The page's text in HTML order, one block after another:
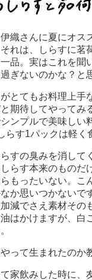
織さんに夏にオス
れは、しらすに茗
品。実はこれを聞
ぎないのかな？と
とてもお料理上手
期待してやってみ
ンプルで美味しい
らす1パックは軽く
すの臭みを消して
らす本来のものだ
もったいない。こ
か思いつかないで
減でさえ素材その
はかけますが、白
って生まれたのか
て家飲みした時に、